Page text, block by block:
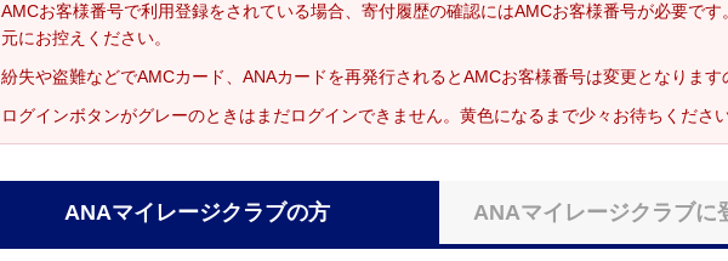
AMCお客様番号で利用登録をされている場合、寄付履歴の確認にはAMCお客様番号が必要で
元にお控えください。
紛失や盗難などでAMCカード、ANAカードを再発行されるとAMCお客様番号は変更となります
ログインボタンがグレーのときはまだログインできません。黄色になるまで少々お待ちください
ANAマイレージクラブの方 ANAマイレージクラブに